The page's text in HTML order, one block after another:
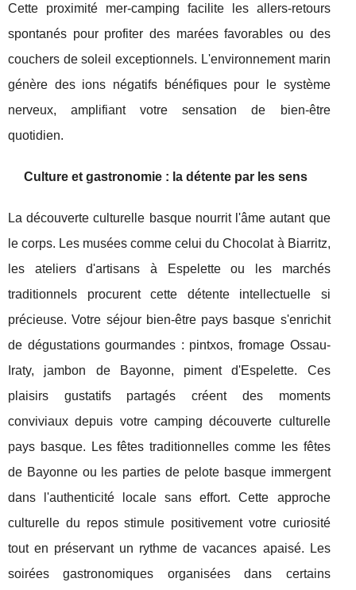
Cette proximité mer-camping facilite les allers-retours
spontanés pour profiter des marées favorables ou des
couchers de soleil exceptionnels. L'environnement marin
génère des ions négatifs bénéfiques pour le système
nerveux, amplifiant votre sensation de bien-être
quotidien.
Culture et gastronomie : la détente par les sens
La découverte culturelle basque nourrit l'âme autant que
le corps. Les musées comme celui du Chocolat à Biarritz,
les ateliers d'artisans à Espelette ou les marchés
traditionnels procurent cette détente intellectuelle si
précieuse. Votre séjour bien-être pays basque s'enrichit
de dégustations gourmandes : pintxos, fromage Ossau-
Iraty, jambon de Bayonne, piment d'Espelette. Ces
plaisirs gustatifs partagés créent des moments
conviviaux depuis votre camping découverte culturelle
pays basque. Les fêtes traditionnelles comme les fêtes
de Bayonne ou les parties de pelote basque immergent
dans l'authenticité locale sans effort. Cette approche
culturelle du repos stimule positivement votre curiosité
tout en préservant un rythme de vacances apaisé. Les
soirées gastronomiques organisées dans certains